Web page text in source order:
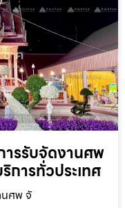
ารรับจัดงานศพ
การทั่วประเทศ
นศพ จั